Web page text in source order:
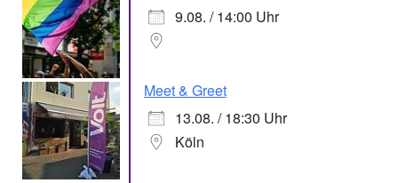
9.08. / 14:00 Uhr
Meet & Greet
13.08. / 18:30 Uhr
Köln